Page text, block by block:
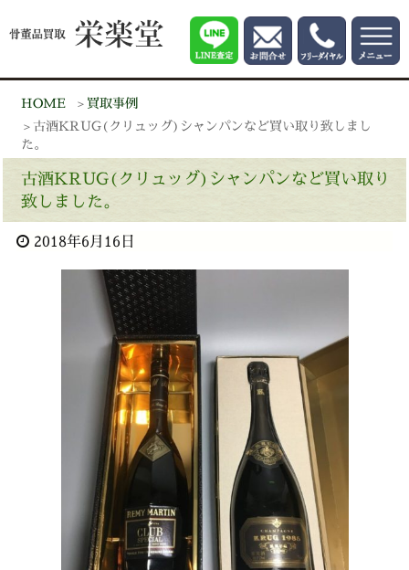
HOME
買取事例
古酒KRUG(クリュッグ)シャンパンなど買い取り致しまし
た。
古酒KRUG(クリュッグ)シャンパンなど買い取り
致しました。
2018年6月16日